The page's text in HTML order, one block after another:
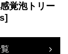
覚泡トリー